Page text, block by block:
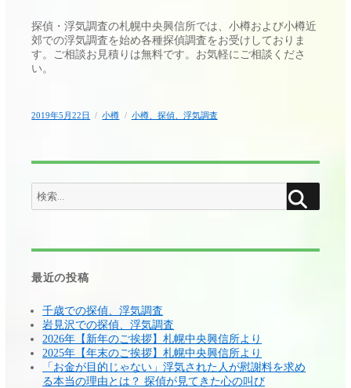
探偵・浮気調査の札幌中央興信所では、小樽および小樽近
郊での浮気調査を始め各種探偵調査をお受けしておりま
す。ご相談お見積りは無料です。お気軽にご相談くださ
い。
投
2019年5月22日
カ
小樽
タ
小樽、探偵、浮気調査
検
索:
最近の投稿
千歳での探偵、浮気調査
岩見沢での探偵、浮気調査
2026年【新年のご挨拶】札幌中央興信所より
2025年【年末のご挨拶】札幌中央興信所より
「お金が目的じゃない」浮気された人が慰謝料を求め
る本当の理由とは？ 探偵が見てきた心の叫び